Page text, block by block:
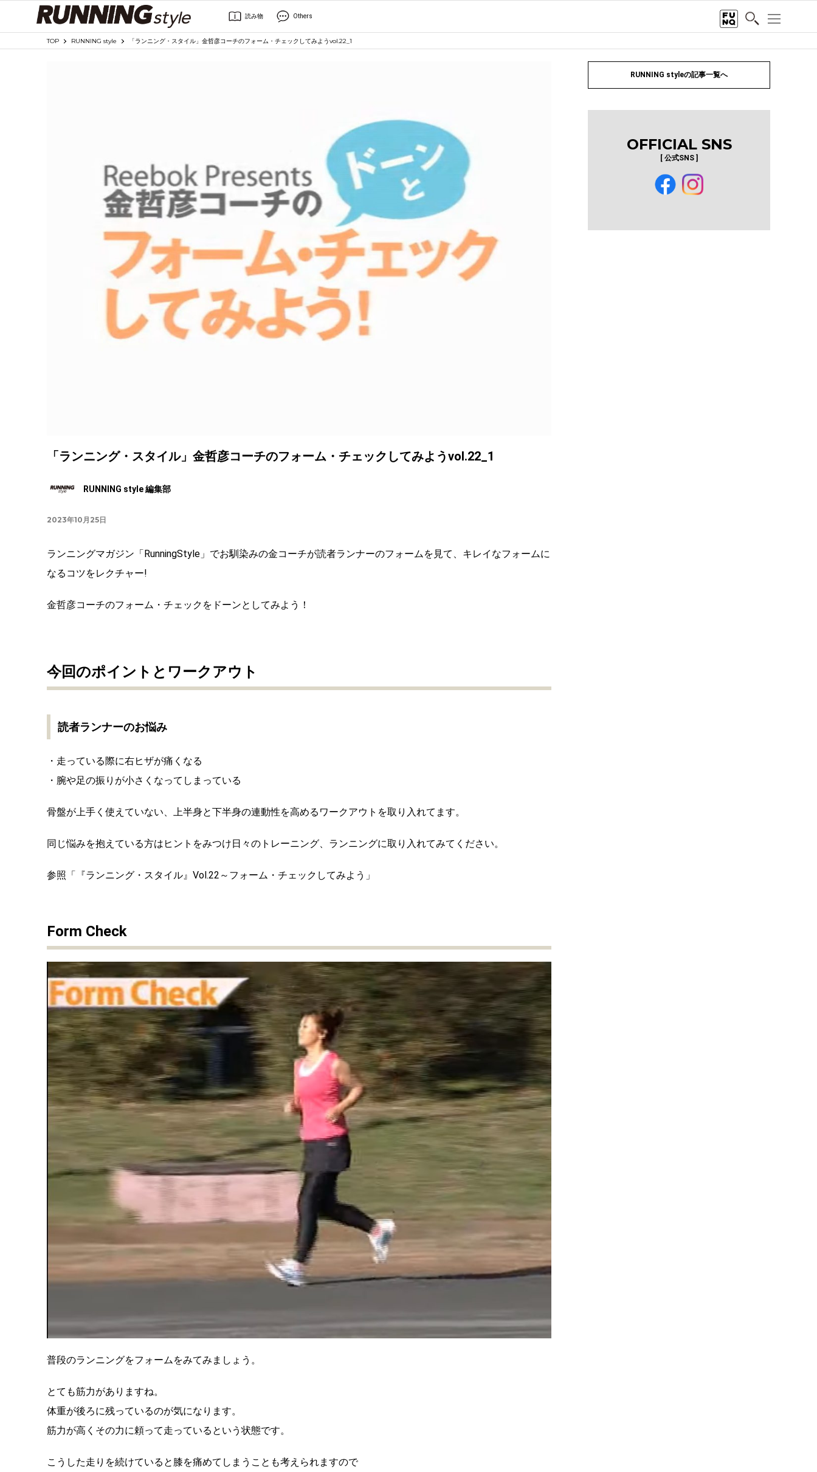
読み物 Others
TOP RUNNING style 「ランニング・スタイル」金哲彦コーチのフォーム・チェックしてみようvol.22_1
「ランニング・スタイル」金哲彦コーチのフォーム・チェックしてみようvol.22_1
RUNNING style 編集部
2023年10月25日
ランニングマガジン「RunningStyle」でお馴染みの金コーチが読者ランナーのフォームを見て、キレイなフォームに
なるコツをレクチャー!
金哲彦コーチのフォーム・チェックをドーンとしてみよう！
今回のポイントとワークアウト
読者ランナーのお悩み
・走っている際に右ヒザが痛くなる
・腕や足の振りが小さくなってしまっている
骨盤が上手く使えていない、上半身と下半身の連動性を高めるワークアウトを取り入れてます。
同じ悩みを抱えている方はヒントをみつけ日々のトレーニング、ランニングに取り入れてみてください。
参照「『ランニング・スタイル』Vol.22～フォーム・チェックしてみよう」
Form Check
普段のランニングをフォームをみてみましょう。
とても筋力がありますね。
体重が後ろに残っているのが気になります。
筋力が高くその力に頼って走っているという状態です。
こうした走りを続けていると膝を痛めてしまうことも考えられますので
RUNNING styleの記事一覧へ
OFFICIAL SNS
[ 公式SNS ]